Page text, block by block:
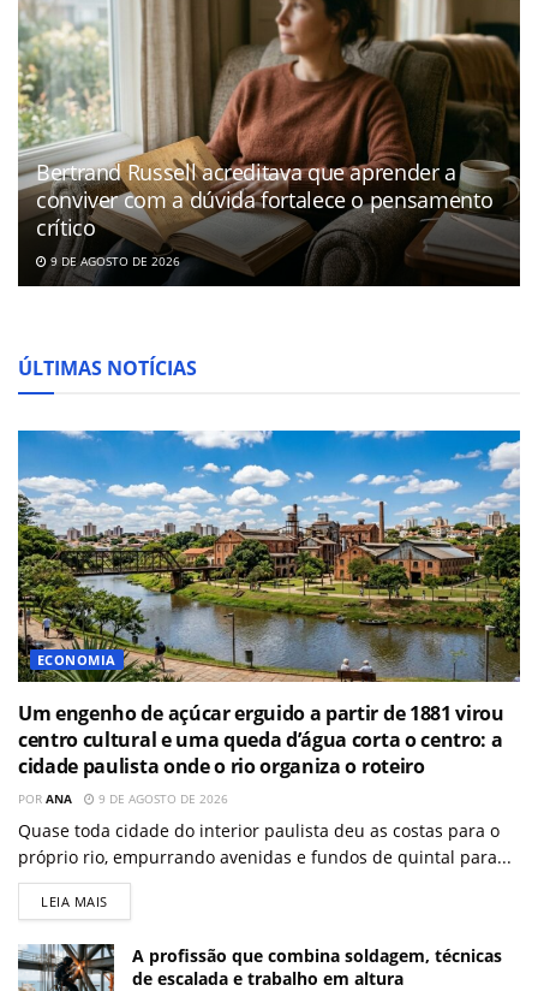
Bertrand Russell acreditava que aprender a
conviver com a dúvida fortalece o pensamento
crítico
9 DE AGOSTO DE 2026
ÚLTIMAS NOTÍCIAS
ECONOMIA
Um engenho de açúcar erguido a partir de 1881 virou
centro cultural e uma queda d’água corta o centro: a
cidade paulista onde o rio organiza o roteiro
POR ANA 9 DE AGOSTO DE 2026
Quase toda cidade do interior paulista deu as costas para o
próprio rio, empurrando avenidas e fundos de quintal para...
LEIA MAIS
A profissão que combina soldagem, técnicas
de escalada e trabalho em altura